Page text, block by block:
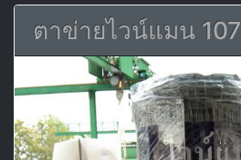
ตาข่ายไวน์แมน 107